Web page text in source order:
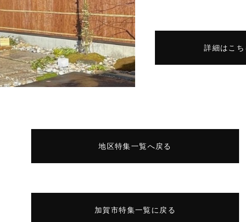
詳細はこち
地区特集一覧へ戻る
加賀市特集一覧に戻る